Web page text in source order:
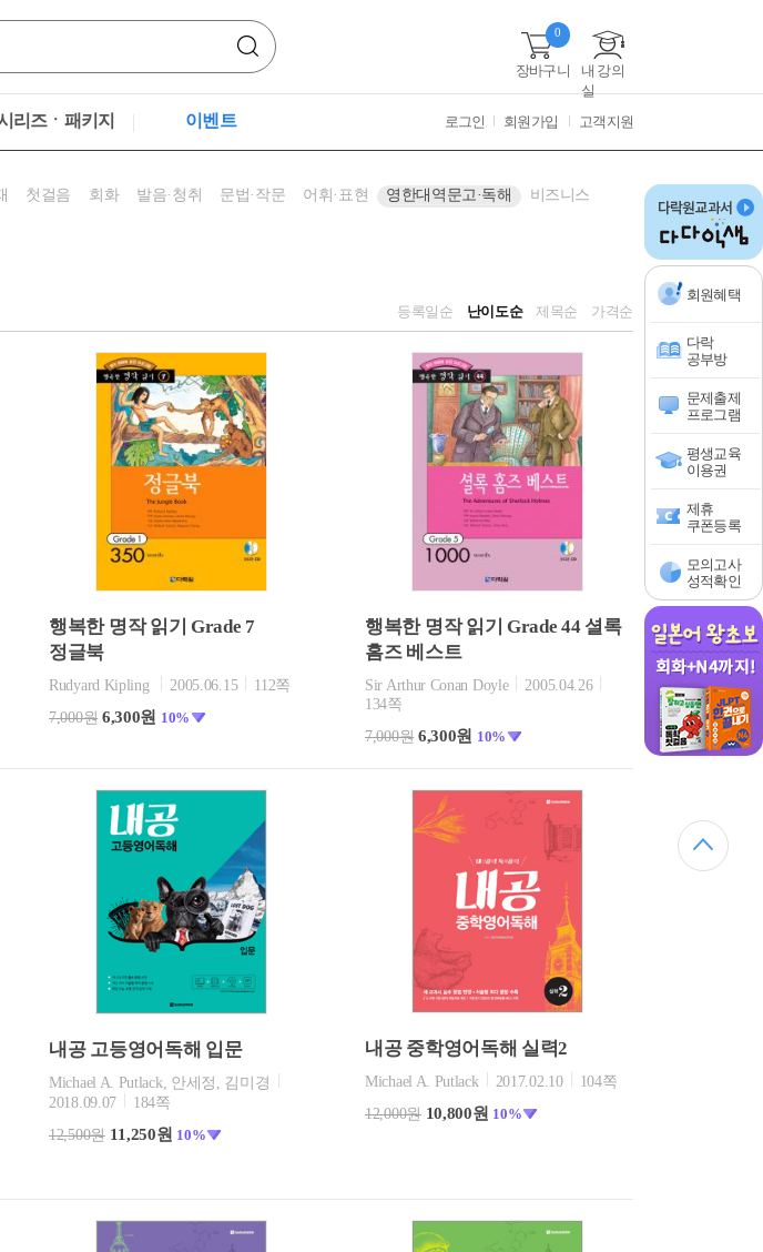
장바구니
0
내 강의
실
리즈ㆍ패키지 이벤트 로그인 회원가입 고객지원
회원혜택
다락
공부방
문제출제
프로그램
평생교육
이용권
제휴
쿠폰등록
모의고사
성적확인
첫걸음 회화 발음·청취 문법·작문 어휘·표현 영한대역문고·독해
비즈니스
등록일순 난이도순 제목순 가격순
행복한 명작 읽기 Grade 7
정글북
Rudyard Kipling 2005.06.15
112쪽
7,000원 6,300원 10%
행복한 명작 읽기 Grade 44 셜록
홈즈 베스트
Sir Arthur Conan Doyle
2005.04.26
134쪽
7,000원 6,300원 10%
내공 고등영어독해 입문
Michael A. Putlack, 안세정, 김미경
2018.09.07
184쪽
12,500원 11,250원 10%
내공 중학영어독해 실력2
Michael A. Putlack 2017.02.10
104쪽
12,000원 10,800원 10%